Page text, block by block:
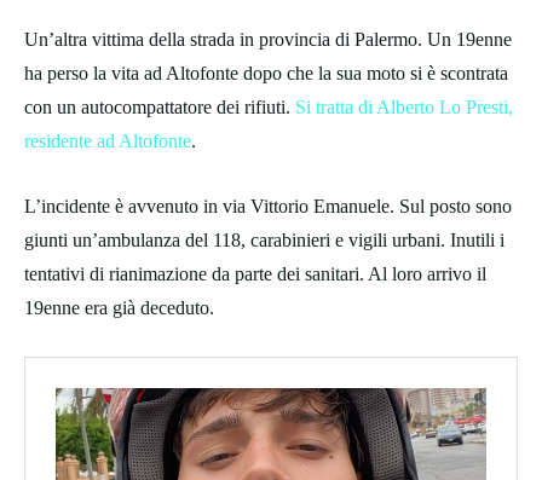
Un’altra vittima della strada in provincia di Palermo. Un 19enne
ha perso la vita ad Altofonte dopo che la sua moto si è scontrata
con un autocompattatore dei rifiuti. Si tratta di Alberto Lo Presti,
residente ad Altofonte.
L’incidente è avvenuto in via Vittorio Emanuele. Sul posto sono
giunti un’ambulanza del 118, carabinieri e vigili urbani. Inutili i
tentativi di rianimazione da parte dei sanitari. Al loro arrivo il
19enne era già deceduto.